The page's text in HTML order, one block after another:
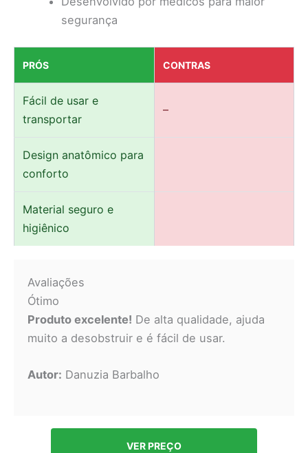
segurança
PRÓS CONTRAS
Fácil de usar e
transportar
–
Design anatômico para
conforto
Material seguro e
higiênico
Avaliações
Ótimo
Produto excelente! De alta qualidade, ajuda
muito a desobstruir e é fácil de usar.
Autor: Danuzia Barbalho
VER PREÇO